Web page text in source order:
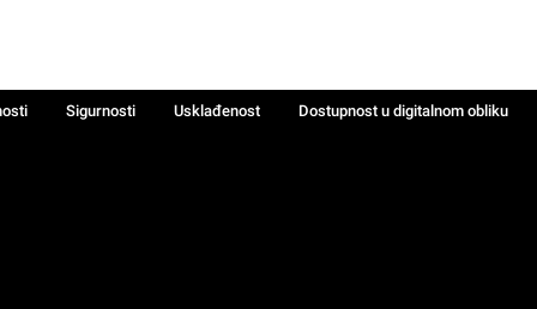
Sigurnosti Usklađenost
Dostupnost u digitalnom obliku